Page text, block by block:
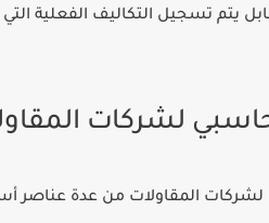
يتم تسجيل التكاليف الفعلية
لشركات
لشركات المقاولات من عدة عناصر